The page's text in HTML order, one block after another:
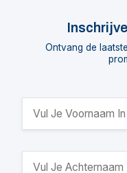
Ontvang de